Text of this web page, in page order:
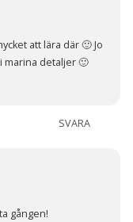
att lära där 🙂 Jo
marina detaljer 🙂
SVARA
gången!